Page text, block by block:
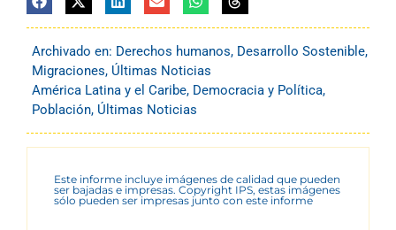
Archivado en: Derechos humanos, Desarrollo Sostenible,
Migraciones, Últimas Noticias
América Latina y el Caribe, Democracia y Política,
Población, Últimas Noticias
Este informe incluye imágenes de calidad que pueden
ser bajadas e impresas. Copyright IPS, estas imágenes
sólo pueden ser impresas junto con este informe